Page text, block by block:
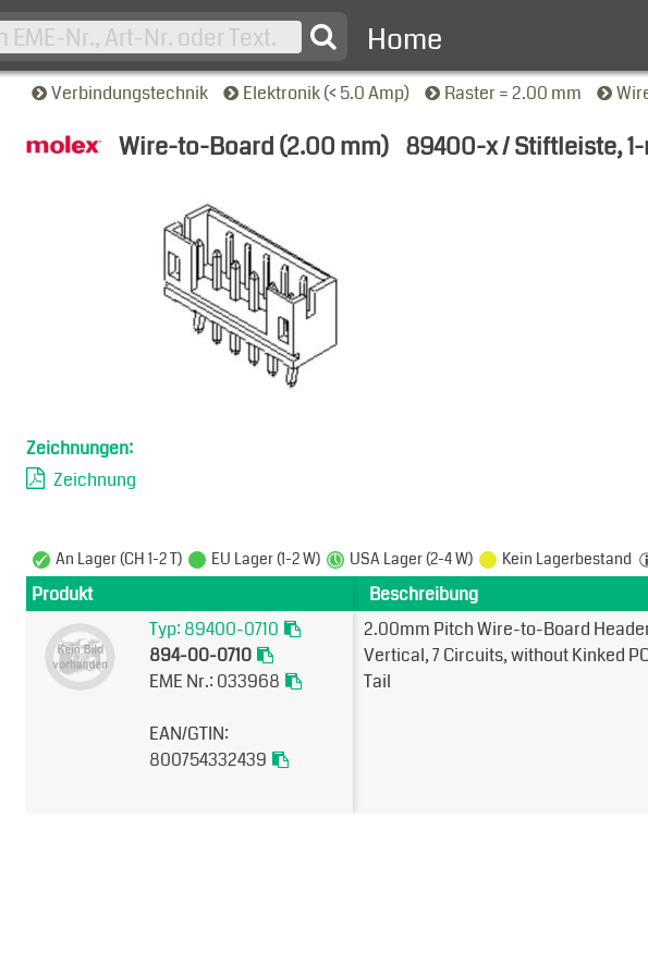
Home
Verbindungstechnik Elektronik (< 5.0 Amp) Raster = 2.00 mm
Wire-to-Board (2.00 mm) 89400-x / Stiftleiste,
Typen-Ansicht
Zeichnungen:
Zeichnung
An Lager (CH 1-2 T) EU Lager (1-2 W) USA Lager (2-4 W) Kein Lagerbestand
Produkt Beschreibung
Typ: 89400-0710
894-00-0710
EME Nr.: 033968
EAN/GTIN:
800754332439
2.00mm Pitch Wire-to-Board
Vertical, 7 Circuits, without Kinked
Tail